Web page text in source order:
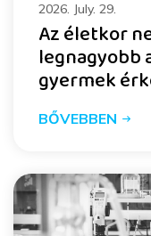
2026. July. 29.
Az életkor
legnagyobb
gyermek
BŐVEBBEN